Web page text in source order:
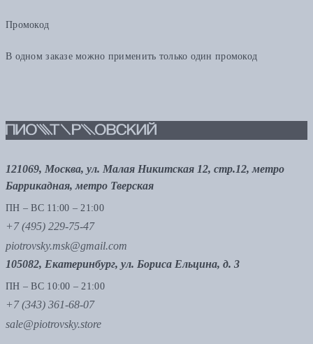
Промокод
В одном заказе можно применить только один промокод
121069, Москва, ул. Малая Никитская 12, стр.12, метро
Баррикадная, метро Тверская
ПН – ВС 11:00 – 21:00
+7 (495) 229-75-47
piotrovsky.msk@gmail.com
105082, Екатеринбург, ул. Бориса Ельцина, д. 3
ПН – ВС 10:00 – 21:00
+7 (343) 361-68-07
sale@piotrovsky.store